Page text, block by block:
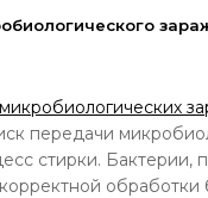
микробиологических
передачи
стирки. Бактерии,